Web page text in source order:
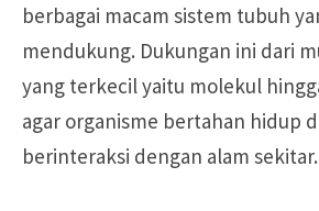
berbagai macam sistem tubuh
mendukung. Dukungan ini dari
yang terkecil yaitu molekul
agar organisme bertahan hidup
berinteraksi dengan alam sekitar.